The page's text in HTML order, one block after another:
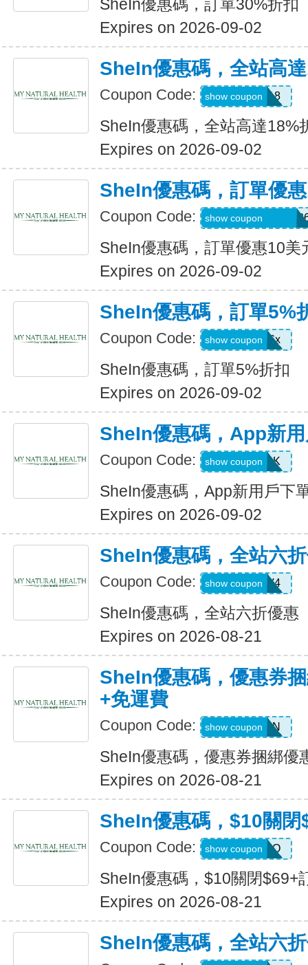
SheIn優惠碼，訂單30%折扣
Expires on 2026-09-02
SheIn優惠碼，全站高
Coupon Code: MAY0B18
show coupon
SheIn優惠碼，全站高達18%
Expires on 2026-09-02
SheIn優惠碼，訂單優
Coupon Code: show coupon
SheIn優惠碼，訂單優惠10美
Expires on 2026-09-02
SheIn優惠碼，訂單5%
Coupon Code: stb4t5u06x
show coupon
SheIn優惠碼，訂單5%折扣
Expires on 2026-09-02
SheIn優惠碼，App新
Coupon Code: 4WM786K
show coupon
SheIn優惠碼，App新用戶下
Expires on 2026-09-02
SheIn優惠碼，全站六
Coupon Code: LS8V4
show coupon
SheIn優惠碼，全站六折優惠
Expires on 2026-08-21
SheIn優惠碼，優惠券
+免運費
Coupon Code: Q82333N
show coupon
SheIn優惠碼，優惠券捆綁優
Expires on 2026-08-21
SheIn優惠碼，$10關閉
Coupon Code: HELLO
show coupon
SheIn優惠碼，$10關閉$69+
Expires on 2026-08-21
SheIn優惠碼，全站六